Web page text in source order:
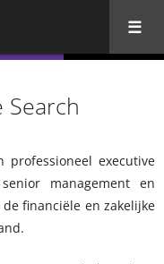
Search
professioneel executive
management en
financiële en zakelijke